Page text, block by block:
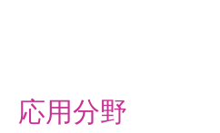
応用分野